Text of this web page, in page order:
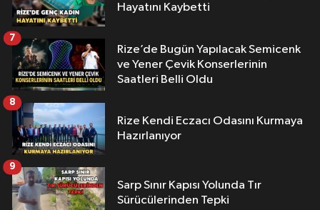
Hayatını Kaybetti
Rize’de Bugün Yapılacak Semicenk
ve Yener Çevik Konserlerinin
Saatleri Belli Oldu
7
Rize Kendi Eczacı Odasını Kurmaya
Hazırlanıyor
8
Sarp Sınır Kapısı Yolunda Tır
Sürücülerinden Tepki
9